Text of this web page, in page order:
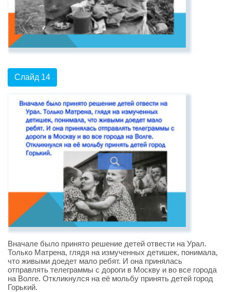
Слайд 14
Вначале было принято решение детей отвести на Урал.
Только Матрена, глядя на измученных детишек, понимала,
что живыми доедет мало ребят. И она принялась
отправлять телеграммы с дороги в Москву и во все города
на Волге. Откликнулся на её мольбу принять детей город
Горький.